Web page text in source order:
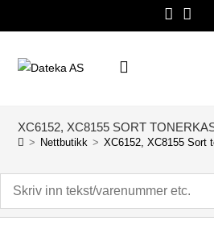
XC6152, XC8155 SORT
> Nettbutikk > XC6152, XC8155 Sort